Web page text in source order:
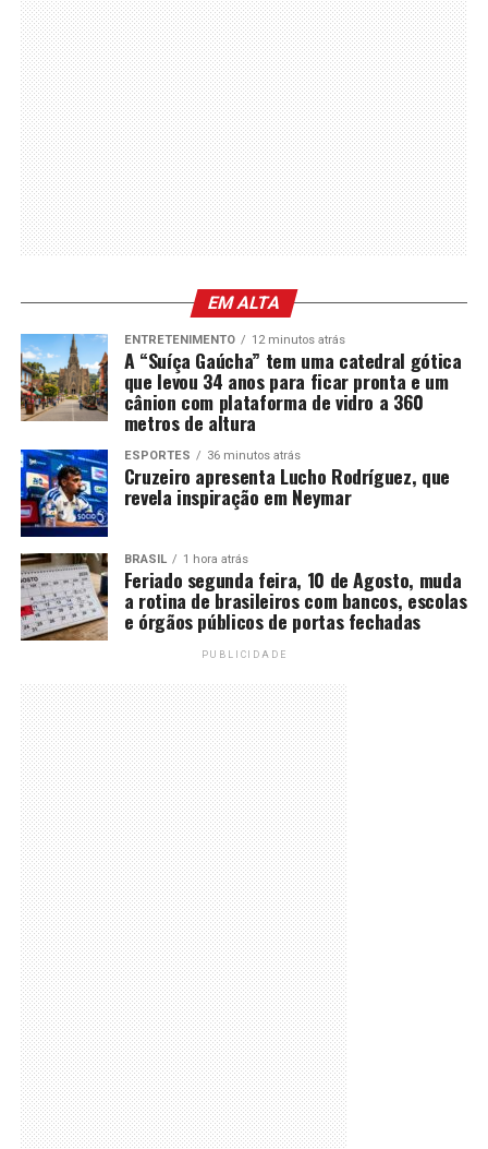
EM ALTA
ENTRETENIMENTO 12 minutos atrás
A “Suíça Gaúcha” tem uma catedral gótica
que levou 34 anos para ficar pronta e um
cânion com plataforma de vidro a 360
metros de altura
ESPORTES 36 minutos atrás
Cruzeiro apresenta Lucho Rodríguez, que
revela inspiração em Neymar
BRASIL 1 hora atrás
Feriado segunda feira, 10 de Agosto, muda
a rotina de brasileiros com bancos, escolas
e órgãos públicos de portas fechadas
PUBLICIDADE